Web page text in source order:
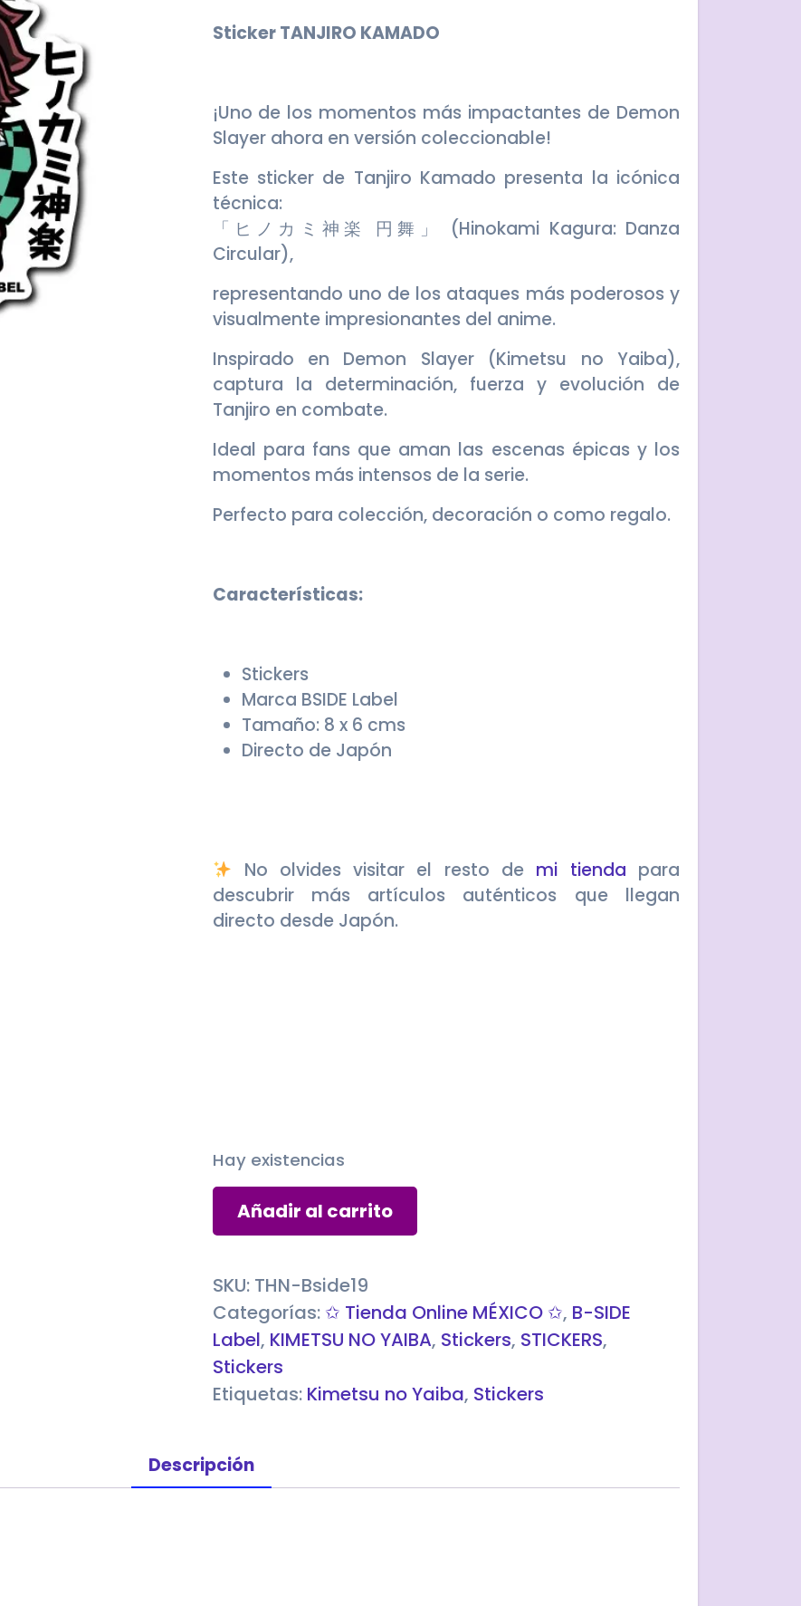
Sticker TANJIRO KAMADO
¡Uno de los momentos más impactantes de Demon
Slayer ahora en versión coleccionable!
Este sticker de Tanjiro Kamado presenta la icónica
técnica:
「ヒノカミ神楽 円舞」 (Hinokami Kagura: Danza
Circular),
representando uno de los ataques más poderosos y
visualmente impresionantes del anime.
Inspirado en Demon Slayer (Kimetsu no Yaiba),
captura la determinación, fuerza y evolución de
Tanjiro en combate.
Ideal para fans que aman las escenas épicas y los
momentos más intensos de la serie.
Perfecto para colección, decoración o como regalo.
Características:
Stickers
Marca BSIDE Label
Tamaño: 8 x 6 cms
Directo de Japón
No olvides visitar el resto de mi tienda para
descubrir más artículos auténticos que llegan
directo desde Japón.
Hay existencias
Sticker
TANJIRO
cantidad
Añadir al carrito
SKU: THN-Bside19
Categorías: ✩ Tienda Online MÉXICO ✩, B-SIDE
Label, KIMETSU NO YAIBA, Stickers, STICKERS,
Stickers
Etiquetas: Kimetsu no Yaiba, Stickers
Descripción